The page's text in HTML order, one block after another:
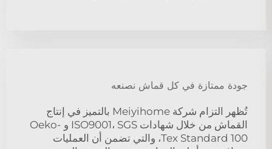
جودة ممتازة في كل قماش نصنعه
تُظهر التزام شركة Meiyihome بالتميز في إنتاج
القماش من خلال شهادات ISO9001، SGS و Oeko-
Tex Standard 100، والتي تضمن أن العمليات